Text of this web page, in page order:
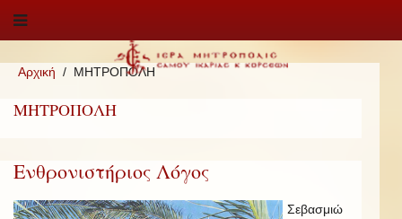
Αρχική ΜΗΤΡΟΠΟΛΗ
ΜΗΤΡΟΠΟΛΗ
Ενθρονιστήριος Λόγος
Σεβασμιώ